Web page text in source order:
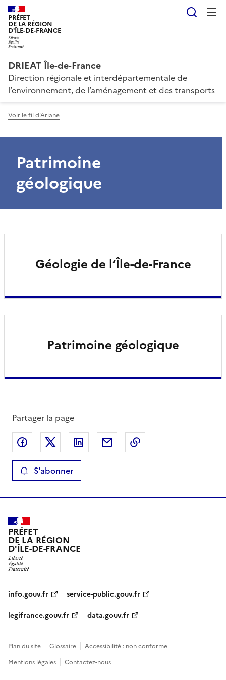
PRÉFET
DE LA RÉGION
D'ÎLE-DE-FRANCE
DRIEAT Île-de-France
Direction régionale et interdépartementale de
l’environnement, de l’aménagement et des transports
Voir le fil d'Ariane
Patrimoine
géologique
Géologie de l’Île-de-France
Patrimoine géologique
Partager la page
Partager sur Facebook
Partager sur XPartager sur LinkedIn
Partager par email
S'abonner
PRÉFET
DE LA RÉGION
D'ÎLE-DE-FRANCE
info.gouv.fr
service-public.gouv.fr
legifrance.gouv.fr
data.gouv.fr
Plan du site Glossaire
Accessibilité : non conforme
Mentions légales
Contactez-nous